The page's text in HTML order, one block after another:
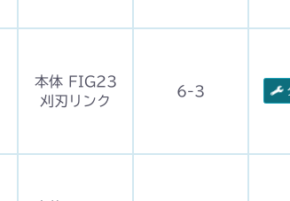
本体 FIG23
刈刃リンク
6-3